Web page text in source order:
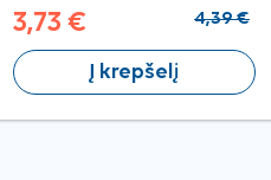
3,73 € 4,39 €
Į krepšelį